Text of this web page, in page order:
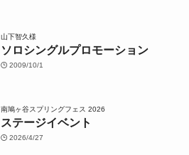
山下智久様
ソロシングルプロモーション
2009/10/1
南鳩ヶ谷スプリングフェス 2026
ステージイベント
2026/4/27